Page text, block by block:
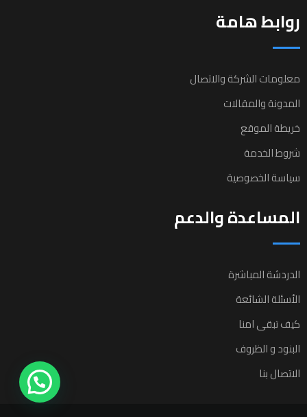
روابط هامة
معلومات الشركة والاتصال
المدونة والمقالات
خريطة الموقع
شروط الخدمة
سياسة الخصوصية
المساعدة والدعم
الدردشة المباشرة
الأسئلة الشائعة
كيف تبقى امنا
البنود و الظروف
الاتصال بنا